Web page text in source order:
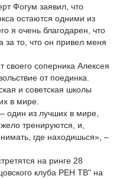
Фогум заявил, что
остаются одними из
я очень благодарен, что
за то, что он привел меня
своего соперника Алексея
от поединка.
и советская школы
в мире.
один из лучших в мире,
тренируются, и,
где находишься», –
на ринге 28
клуба РЕН ТВ" на